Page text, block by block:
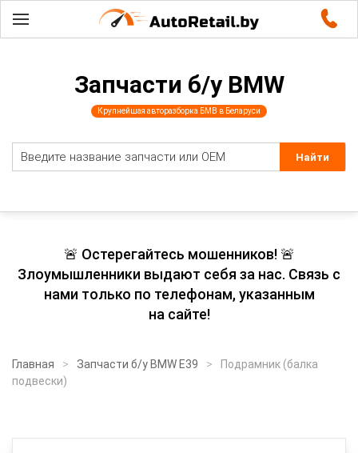
Запчасти б/у BMW
Крупнейшая авторазборка БМВ в Беларуси
🚨 Остерегайтесь мошенников! 🚨
Злоумышленники выдают себя за нас. Связь с
нами только по телефонам, указанным
на сайте!
Главная Запчасти б/у BMW E39
Подрамник (балка
подвески)